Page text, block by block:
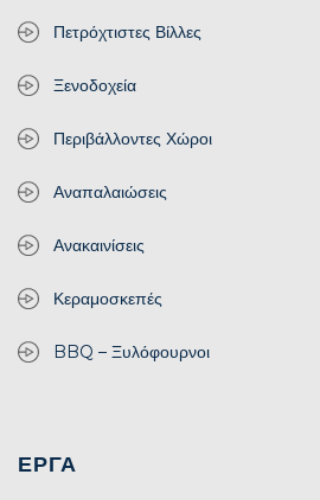
Πετρόχτιστες Βίλλες
Ξενοδοχεία
Περιβάλλοντες Χώροι
Αναπαλαιώσεις
Ανακαινίσεις
Κεραμοσκεπές
BBQ – Ξυλόφουρνοι
ΕΡΓΑ